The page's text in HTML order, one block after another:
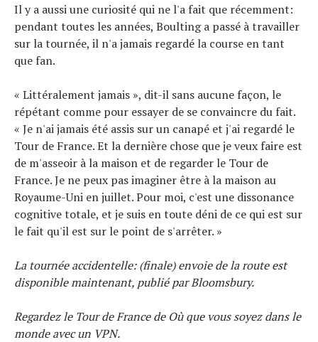
Il y a aussi une curiosité qui ne l'a fait que récemment:
pendant toutes les années, Boulting a passé à travailler
sur la tournée, il n'a jamais regardé la course en tant
que fan.
« Littéralement jamais », dit-il sans aucune façon, le
répétant comme pour essayer de se convaincre du fait.
« Je n'ai jamais été assis sur un canapé et j'ai regardé le
Tour de France. Et la dernière chose que je veux faire est
de m'asseoir à la maison et de regarder le Tour de
France. Je ne peux pas imaginer être à la maison au
Royaume-Uni en juillet. Pour moi, c'est une dissonance
cognitive totale, et je suis en toute déni de ce qui est sur
le fait qu'il est sur le point de s'arrêter. »
La tournée accidentelle: (finale) envoie de la routeest
disponible maintenant, publié par Bloomsbury.
Regardez le Tour de France de Où que vous soyez dans le
monde avec un VPN.